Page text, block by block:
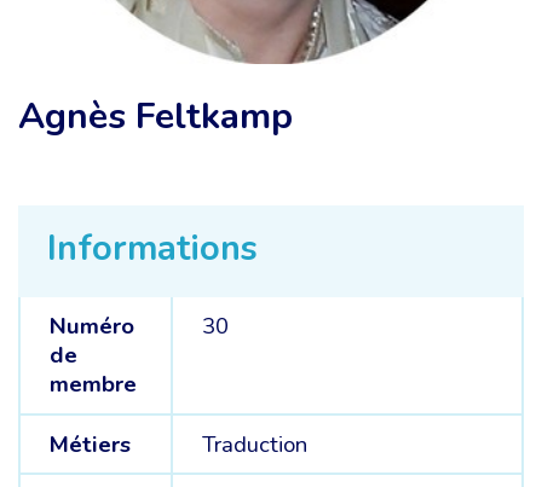
Informations
Numéro
de
membre
30
Métiers
Traduction
Agnès Feltkamp